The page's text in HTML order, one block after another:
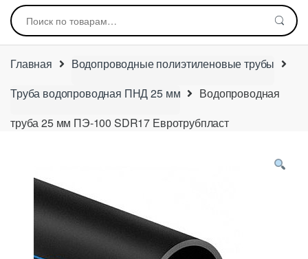
Искать:
Главная
Водопроводные полиэтиленовые трубы
Труба водопроводная ПНД 25 мм
Водопроводная
труба 25 мм ПЭ-100 SDR17 Евротрубпласт